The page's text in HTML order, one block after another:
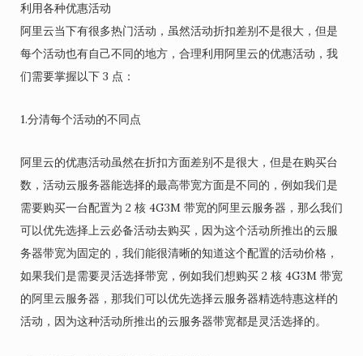
利用各种优惠活动
阿里云当下有很多热门活动，虽然活动折扣差别不是很大，但是
每个活动也有自己不同的地方，合理利用阿里云的优惠活动，我
们需要掌握以下 3 点：
1.分清每个活动的不同点
阿里云的优惠活动虽然在折扣方面差别不是很大，但是在购买台
数，活动云服务器能选择的最高带宽方面是不同的，例如我们是
需要购买一台配置为 2 核 4G3M 带宽的阿里云服务器，那么我们
可以优先选择上云必备活动去购买，因为这个活动所推出的云服
务器带宽为固定的，我们能很清晰的知道这个配置的活动价格，
如果我们是需要灵活选择带宽，例如我们想购买 2 核 4G3M 带宽
的阿里云服务器，那我们可以优先选择云服务器精选特惠这样的
活动，因为这种活动所推出的云服务器带宽都是灵活选择的。